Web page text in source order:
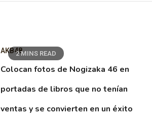
2 MINS READ
AKB48
Colocan fotos de Nogizaka 46 en
portadas de libros que no tenían
ventas y se convierten en un éxito